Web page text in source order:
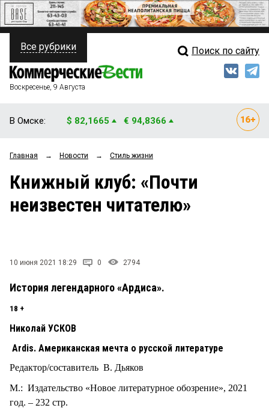
ПОЛИТИКА
ФИНАНСЫ
ОБЩЕСТВО
ЗАКОН
НОВОСТИ КОМПАНИЙ
Свежий выпуск
Рейтинги
Блоги
Все рубрики Поиск по сайту
Воскресенье, 9 Августа
В Омске: $ 82,1665 € 94,8366
Главная → Новости → Стиль жизни
Книжный клуб: «Почти
неизвестен читателю»
10 июня 2021 18:29 0 2794
История легендарного «Ардиса».
18 +
Николай УСКОВ
Ardis. Американская мечта о русской литературе
Редактор/составитель В. Дьяков
М.: Издательство «Новое литературное обозрение», 2021
год. – 232 стр.